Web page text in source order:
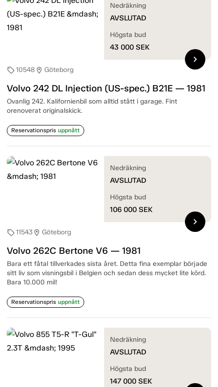
sell10548 location_on Göteborg
Volvo 242 DL Injection (US-spec.) B21E — 1981
Ovanlig 242. Kalifornienbil som alltid stått i garage. Fint
orenoverat originalskick.
Reservationspris uppnått
Nedräkning
AVSLUTAD
Högsta bud
43 000 SEK
chevron_right
sell11543location_on Göteborg
Volvo 262C Bertone V6 — 1981
Bara ett fåtal tillverkades sista året. Detta fina exemplar började
sitt liv som visningsbil i Belgien och sedan dess mycket lite körd.
Bara 10.000 mil!
Reservationspris uppnått
Nedräkning
AVSLUTAD
Högsta bud
106 000 SEK
chevron_right
Nedräkning
AVSLUTAD
Högsta bud
147 000 SEK